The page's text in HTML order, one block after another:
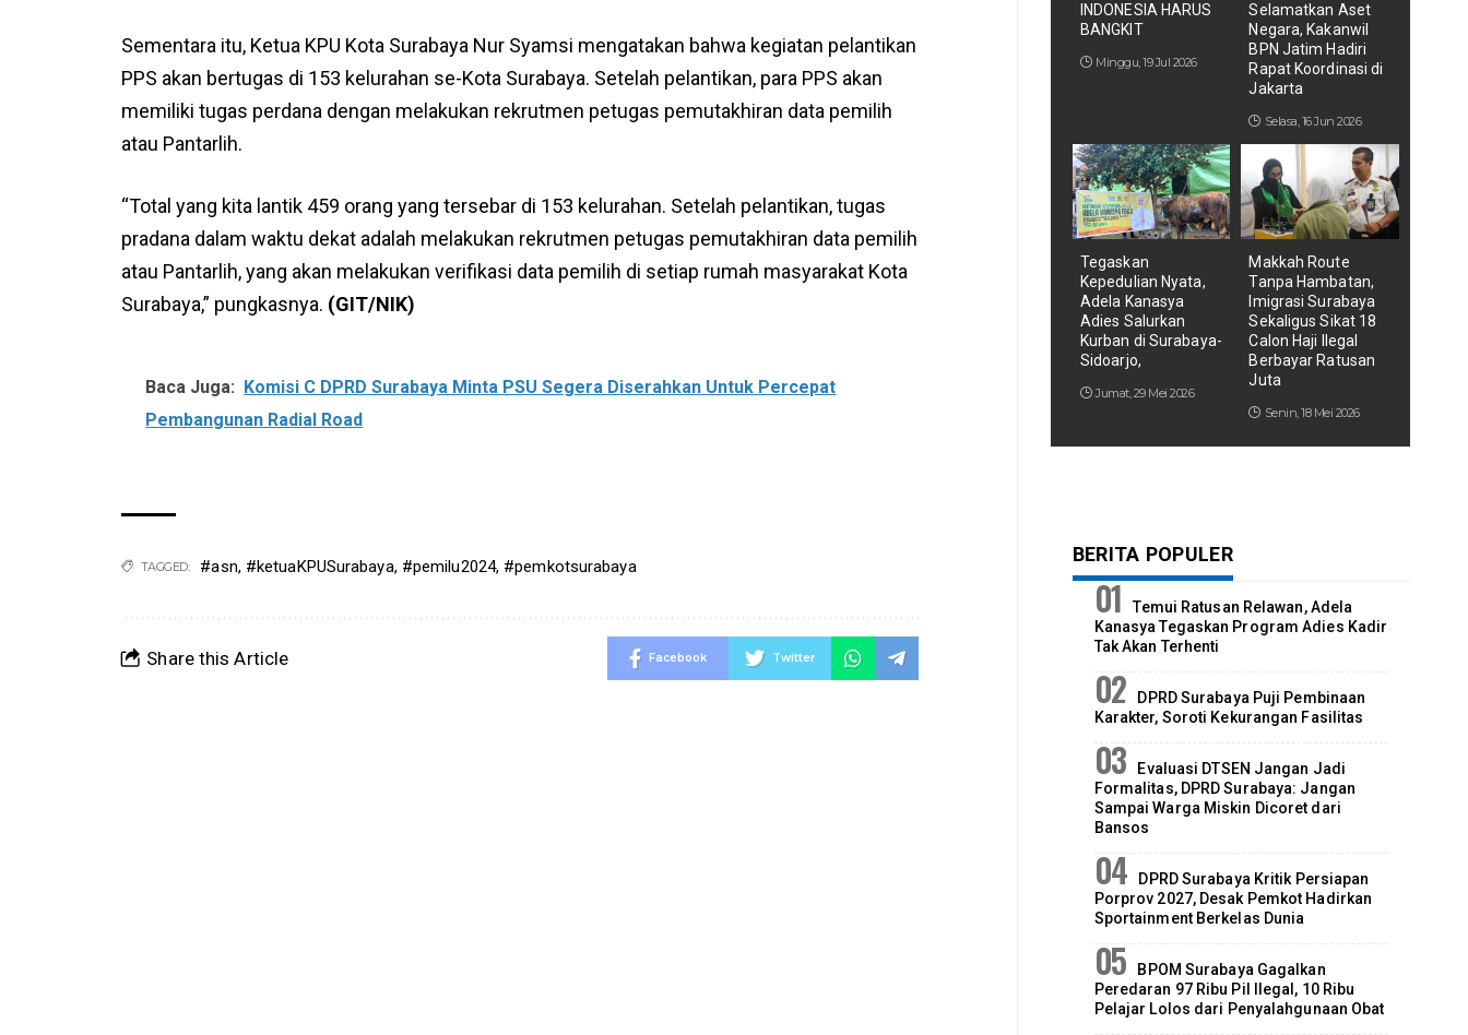
Sementara itu, Ketua KPU Kota Surabaya Nur Syamsi mengatakan bahwa kegiatan pelantikan
PPS akan bertugas di 153 kelurahan se-Kota Surabaya. Setelah pelantikan, para PPS akan
memiliki tugas perdana dengan melakukan rekrutmen petugas pemutakhiran data pemilih
atau Pantarlih.
“Total yang kita lantik 459 orang yang tersebar di 153 kelurahan. Setelah pelantikan, tugas
pradana dalam waktu dekat adalah melakukan rekrutmen petugas pemutakhiran data pemilih
atau Pantarlih, yang akan melakukan verifikasi data pemilih di setiap rumah masyarakat Kota
Surabaya,” pungkasnya. (GIT/NIK)
Baca Juga: Komisi C DPRD Surabaya Minta PSU Segera Diserahkan Untuk Percepat
Pembangunan Radial Road
TAGGED: #asn, #ketuaKPUSurabaya, #pemilu2024, #pemkotsurabaya
Share this Article Facebook Twitter
INDONESIA HARUS
BANGKIT
Minggu, 19 Jul 2026
Selamatkan Aset
Negara, Kakanwil
BPN Jatim Hadiri
Rapat Koordinasi di
Jakarta
Selasa, 16 Jun 2026
Tegaskan
Kepedulian Nyata,
Adela Kanasya
Adies Salurkan
Kurban di Surabaya-
Sidoarjo,
Jumat, 29 Mei 2026
Makkah Route
Tanpa Hambatan,
Imigrasi Surabaya
Sekaligus Sikat 18
Calon Haji Ilegal
Berbayar Ratusan
Juta
Senin, 18 Mei 2026
BERITA POPULER
Temui Ratusan Relawan, Adela
Kanasya Tegaskan Program Adies Kadir
Tak Akan Terhenti
DPRD Surabaya Puji Pembinaan
Karakter, Soroti Kekurangan Fasilitas
Evaluasi DTSEN Jangan Jadi
Formalitas, DPRD Surabaya: Jangan
Sampai Warga Miskin Dicoret dari
Bansos
DPRD Surabaya Kritik Persiapan
Porprov 2027, Desak Pemkot Hadirkan
Sportainment Berkelas Dunia
BPOM Surabaya Gagalkan
Peredaran 97 Ribu Pil Ilegal, 10 Ribu
Pelajar Lolos dari Penyalahgunaan Obat